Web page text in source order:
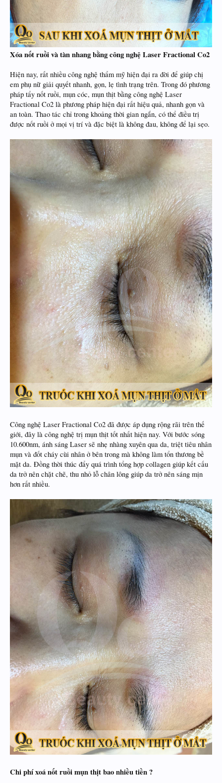
Xóa nốt ruồi và tàn nhang bằng công nghệ Laser Fractional Co2
Hiện nay, rất nhiều công nghệ thẩm mỹ hiện đại ra đời để giúp chị
em phụ nữ giải quyết nhanh, gọn, lẹ tình trạng trên. Trong đó phương
pháp tẩy nốt ruồi, mụn cóc, mụn thịt bằng công nghệ Laser
Fractional Co2 là phương pháp hiện đại rất hiệu quả, nhanh gọn và
an toàn. Thao tác chỉ trong khoảng thời gian ngắn, có thể điều trị
được nốt ruồi ở mọi vị trí và đặc biệt là không đau, không để lại sẹo.
Công nghệ Laser Fractional Co2 đã được áp dụng rộng rãi trên thế
giới, đây là công nghệ trị mụn thịt tốt nhất hiện nay. Với bước sóng
10.600nm, ánh sáng Laser sẽ nhẹ nhàng xuyên qua da, triệt tiêu nhân
mụn và đốt cháy cùi nhân ở bên trong mà không làm tổn thương bề
mặt da. Đồng thời thúc đẩy quá trình tổng hợp collagen giúp kết cấu
da trở nên chặt chẽ, thu nhỏ lỗ chân lông giúp da trở nên sáng mịn
hơn rất nhiều.
Chi phí xoá nốt ruồi mụn thịt bao nhiều tiền ?